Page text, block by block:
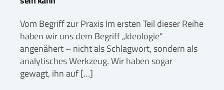
Vom Begriff zur Praxis Im ersten Teil dieser Reihe
haben wir uns dem Begriff „Ideologie“
angenähert – nicht als Schlagwort, sondern als
analytisches Werkzeug. Wir haben sogar
gewagt, ihn auf […]